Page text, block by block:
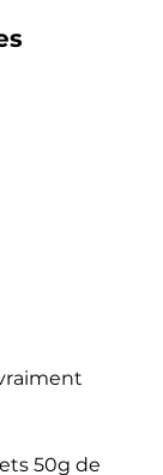
50g de